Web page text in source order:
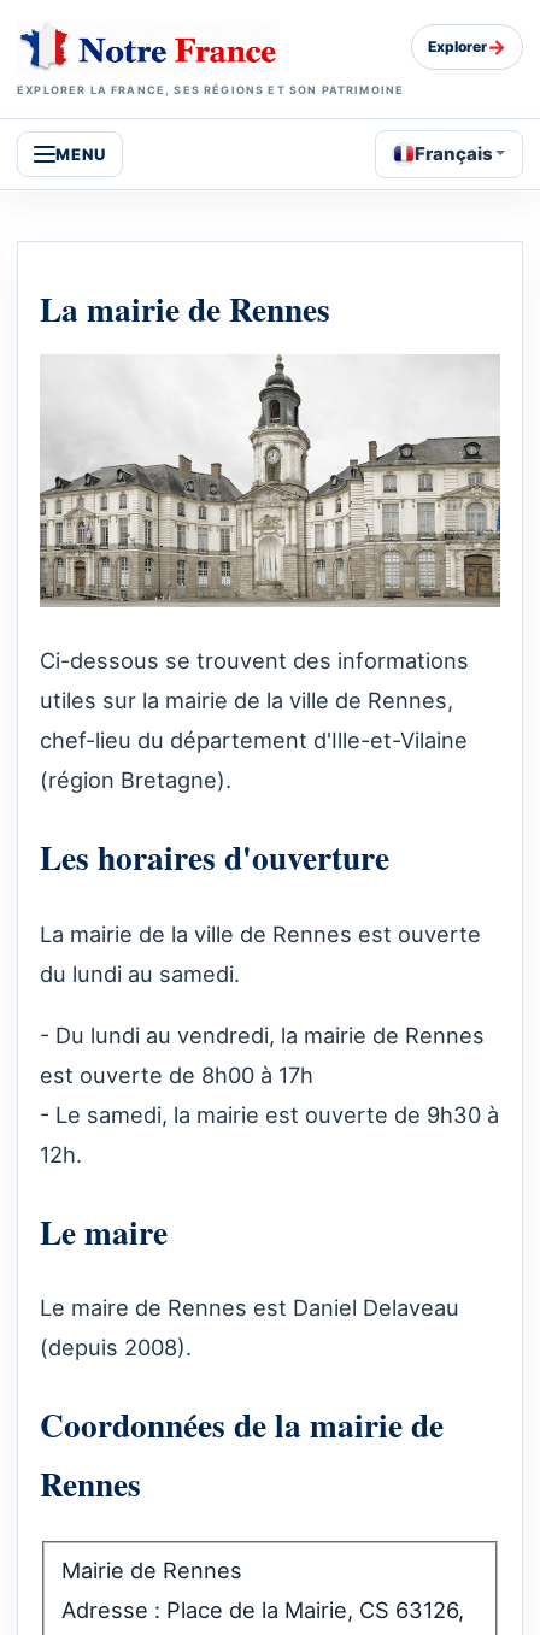
EXPLORER LA FRANCE, SES RÉGIONS ET SON PATRIMOINE
Explorer→
MENU Français
La mairie de Rennes
Ci-dessous se trouvent des informations
utiles sur la mairie de la ville de Rennes,
chef-lieu du département d'Ille-et-Vilaine
(région Bretagne).
Les horaires d'ouverture
La mairie de la ville de Rennes est ouverte
du lundi au samedi.
- Du lundi au vendredi, la mairie de Rennes
est ouverte de 8h00 à 17h
- Le samedi, la mairie est ouverte de 9h30 à
12h.
Le maire
Le maire de Rennes est Daniel Delaveau
(depuis 2008).
Coordonnées de la mairie de
Rennes
Mairie de Rennes
Adresse : Place de la Mairie, CS 63126,